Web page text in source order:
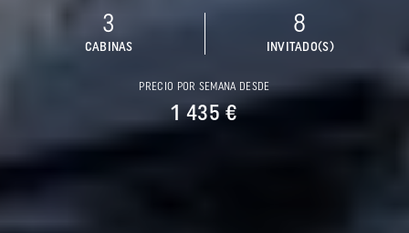
3
CABINAS
8
INVITADO(S)
PRECIO POR SEMANA DESDE
1 435 €